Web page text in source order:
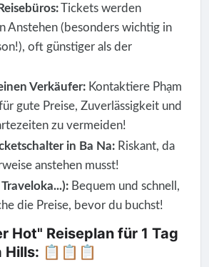
Tickets werden
Anstehen (besonders wichtig in
oft günstiger als der
Verkäufer:Kontaktiere Phạm
gute Preise, Zuverlässigkeit und
zu vermeiden!
in Ba Na:Riskant, da
anstehen musst!
Traveloka...):Bequem und schnell,
die Preise, bevor du buchst!
Hot" Reiseplan für 1 Tag
Hills: 📋📋📋